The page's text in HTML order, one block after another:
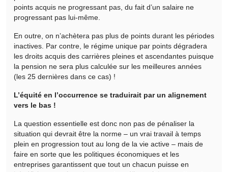
points acquis ne progressant pas, du fait d’un salaire ne
progressant pas lui-même.
En outre, on n’achètera pas plus de points durant les périodes
inactives. Par contre, le régime unique par points dégradera
les droits acquis des carrières pleines et ascendantes puisque
la pension ne sera plus calculée sur les meilleures années
(les 25 dernières dans ce cas) !
L’équité en l’occurrence se traduirait par un alignement
vers le bas !
La question essentielle est donc non pas de pénaliser la
situation qui devrait être la norme – un vrai travail à temps
plein en progression tout au long de la vie active – mais de
faire en sorte que les politiques économiques et les
entreprises garantissent que tout un chacun puisse en